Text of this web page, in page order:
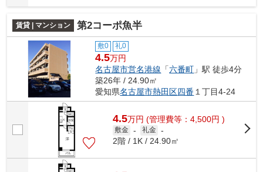
賃貸 | マンション 第2コーポ魚半
敷0 礼0
4.5万円
名古屋市営名港線 「六番町 」駅 徒歩4分
築26年 / 24.90㎡
愛知県名古屋市熱田区四番 １丁目4-24
4.5万円 (管理費等：4,500円 )
敷金 - 礼金 -
2階 / 1K / 24.90㎡